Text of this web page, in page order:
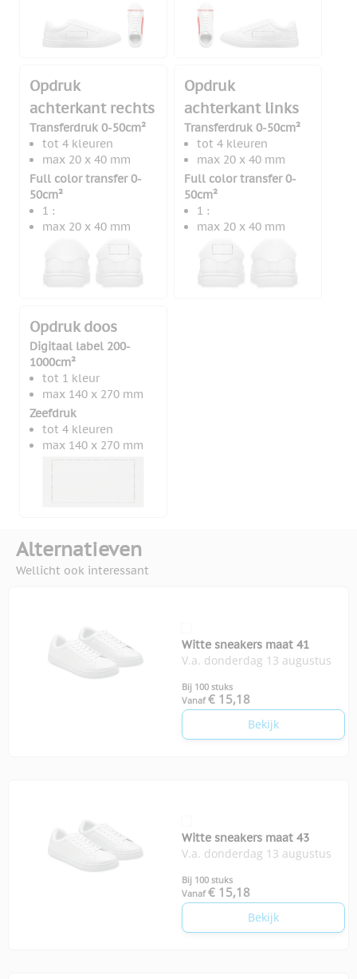
Opdruk
achterkant rechts
Transferdruk 0-50cm²
tot 4 kleuren
max 20 x 40 mm
Full color transfer 0-
50cm²
1 :
max 20 x 40 mm
Opdruk
achterkant links
Transferdruk 0-50cm²
tot 4 kleuren
max 20 x 40 mm
Full color transfer 0-
50cm²
1 :
max 20 x 40 mm
Opdruk doos
Digitaal label 200-
1000cm²
tot 1 kleur
max 140 x 270 mm
Zeefdruk
tot 4 kleuren
max 140 x 270 mm
Alternatieven
Wellicht ook interessant
Witte sneakers maat 41
V.a. donderdag 13 augustus
Bij 100 stuks
Vanaf € 15,18
Bekijk
Witte sneakers maat 43
V.a. donderdag 13 augustus
Bij 100 stuks
Vanaf € 15,18
Bekijk